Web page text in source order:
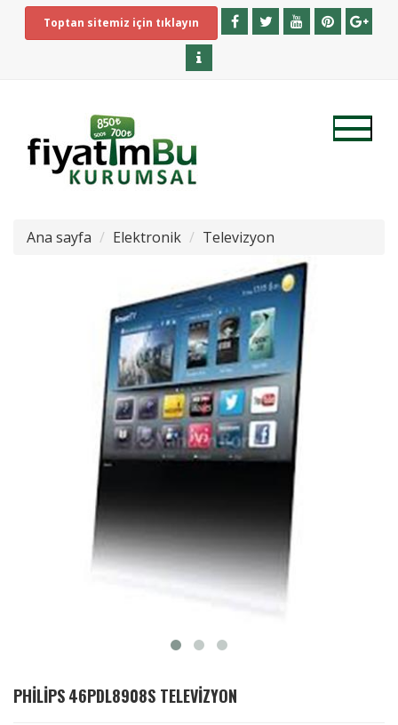
Toptan sitemiz için tıklayın
Ana sayfa Elektronik Televizyon
PHILIPS46PDL8908S TELEVIZYON